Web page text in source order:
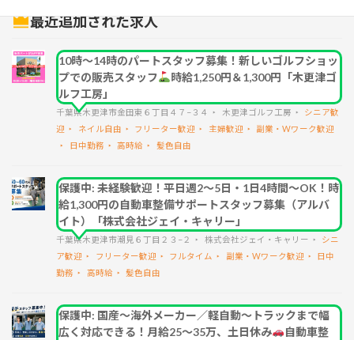
最近追加された求人
10時～14時のパートスタッフ募集！新しいゴルフショッ
プでの販売スタッフ
時給1,250円＆1,300円「木更津ゴ
ルフ工房」
千葉県木更津市金田東６丁目４７−３４ 木更津ゴルフ工房
シニア歓
迎
ネイル自由 フリーター歓迎 主婦歓迎
副業・Wワーク歓迎
日中勤務
高時給 髪色自由
保護中: 未経験歓迎！平日週2～5日・1日4時間～OK！時
給1,300円の自動車整備サポートスタッフ募集（アルバ
イト）「株式会社ジェイ・キャリー」
千葉県木更津市潮見６丁目２３−２ 株式会社ジェイ・キャリー
シニ
ア歓迎
フリーター歓迎 フルタイム 副業・Wワーク歓迎
日中
勤務
高時給 髪色自由
保護中: 国産～海外メーカー／軽自動～トラックまで幅
広く対応できる！月給25～35万、土日休み
自動車整